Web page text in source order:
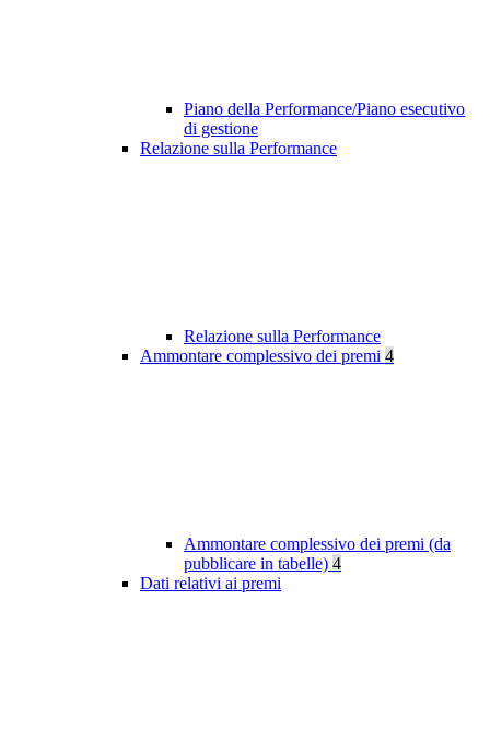
Piano della Performance/Piano esecutivo
di gestione
Relazione sulla Performance
Relazione sulla Performance
Ammontare complessivo dei premi 4
Ammontare complessivo dei premi (da
pubblicare in tabelle) 4
Dati relativi ai premi